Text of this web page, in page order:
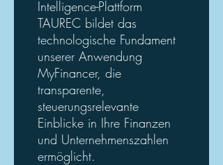
Intelligence-Plattform
TAUREC bildet das
technologische Fundament
unserer Anwendung
MyFinancer, die
transparente,
steuerungsrelevante
Einblicke in Ihre Finanzen
und Unternehmenszahlen
ermöglicht.